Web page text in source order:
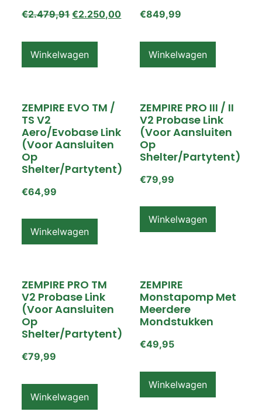
€2.479,91 €2.250,00
Winkelwagen
€849,99
Winkelwagen
ZEMPIRE EVO TM /
TS V2
Aero/Evobase Link
(voor Aansluiten
Op
Shelter/partytent)
€64,99
Winkelwagen
ZEMPIRE PRO III / II
V2 Probase Link
(voor Aansluiten
Op
Shelter/partytent)
€79,99
Winkelwagen
ZEMPIRE PRO TM
V2 Probase Link
(voor Aansluiten
Op
Shelter/partytent)
€79,99
Winkelwagen
ZEMPIRE
Monstapomp Met
Meerdere
Mondstukken
€49,95
Winkelwagen